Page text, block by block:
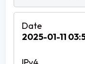
2025-01-11